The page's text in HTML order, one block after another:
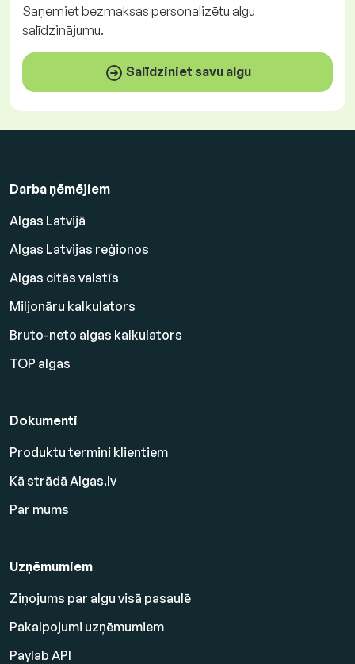
Saņemietbezmaksas personalizētu algu
salīdzinājumu.
Salīdziniet savu algu
Darba ņēmējiem
Algas Latvijā
Algas Latvijas reģionos
Algas citās valstīs
Miljonāru kalkulators
Bruto-neto algas kalkulators
TOP algas
Dokumenti
Produktu termini klientiem
Kā strādā Algas.lv
Par mums
Uzņēmumiem
Ziņojums par algu visā pasaulē
Pakalpojumi uzņēmumiem
Paylab API